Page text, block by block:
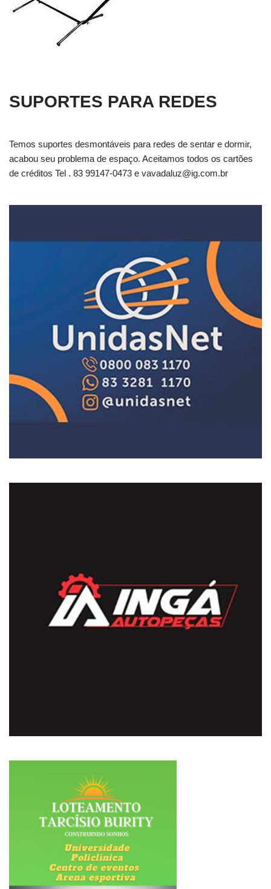
SUPORTES PARA REDES
Temos suportes desmontáveis para redes de sentar e dormir,
acabou seu problema de espaço. Aceitamos todos os cartões
de créditos Tel . 83 99147-0473 e vavadaluz@ig.com.br